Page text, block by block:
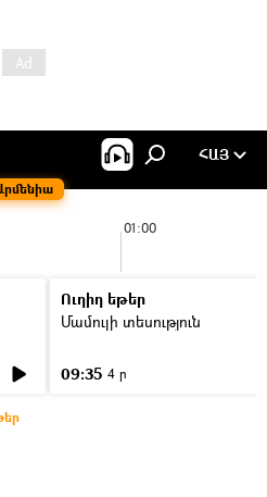
ՀԱՅ
01:00
Ուղիղ եթեր
Մամուլի տեսություն
09:35 4 ր